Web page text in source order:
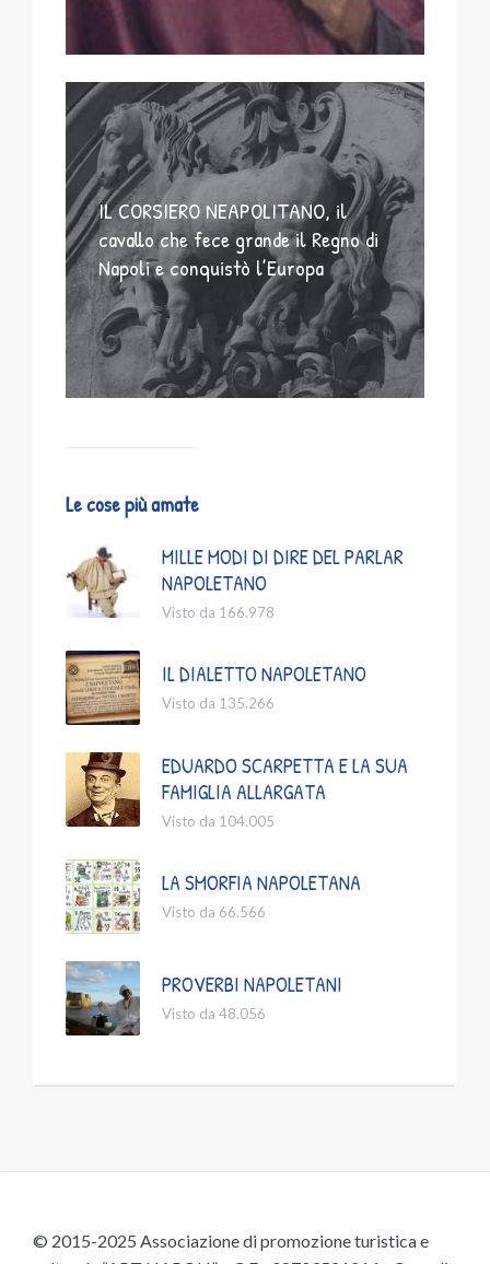
IL CORSIERO NEAPOLITANO, il
cavallo che fece grande il Regno di
Napoli e conquistò l’Europa
Le cose più amate
MILLE MODI DI DIRE DEL PARLAR
NAPOLETANO
Visto da 166.978
IL DIALETTO NAPOLETANO
Visto da 135.266
EDUARDO SCARPETTA E LA SUA
FAMIGLIA ALLARGATA
Visto da 104.005
LA SMORFIA NAPOLETANA
Visto da 66.566
PROVERBI NAPOLETANI
Visto da 48.056
© 2015-2025 Associazione di promozione turistica e